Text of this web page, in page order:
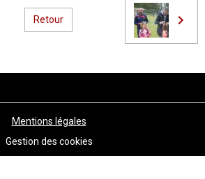
Retour
Mentions légales
Gestion des cookies